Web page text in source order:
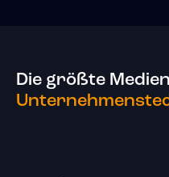
Die größte